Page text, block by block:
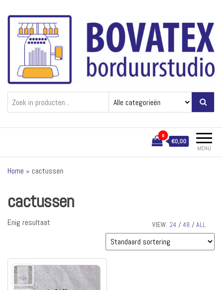
naar
Bovatex
MENU
0
€0,00
Home » cactussen
cactussen
VIEW: 24 / 48 / ALL
Enig resultaat